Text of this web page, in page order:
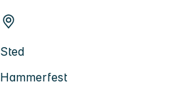
Sted
Hammerfest